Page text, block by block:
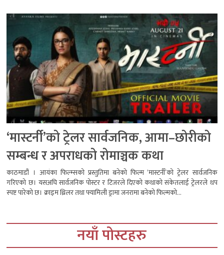
‘मास्टर्नी’को ट्रेलर सार्वजनिक, आमा–छोरीको
सम्बन्ध र अपराधको रोमाञ्चक कथा
काठमाडौं । आयंका फिल्म्सको प्रस्तुतिमा बनेको फिल्म ‘मास्टर्नी’को ट्रेलर सार्वजनिक
गरिएको छ। यसअघि सार्वजनिक पोस्टर र टिजरले दिएको कथाको संकेतलाई ट्रेलरले थप
स्पष्ट पारेको छ। क्राइम थ्रिलर तथा फ्यामिली ड्रामा जनरामा बनेको फिल्मको...
नयाँ पोस्टहरु